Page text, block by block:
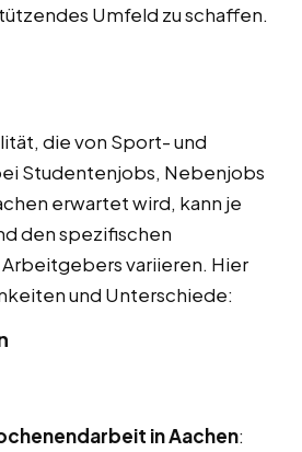
Umfeld zu schaffen.
die von Sport- und
Studentenjobs, Nebenjobs
erwartet wird, kann je
den spezifischen
variieren. Hier
und Unterschiede:
in Aachen: